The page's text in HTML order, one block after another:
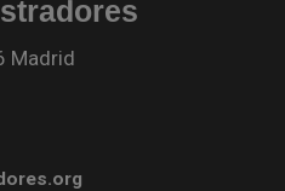
Madrid